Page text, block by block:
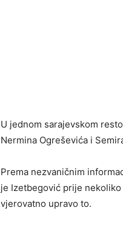
U jednom sarajevskom
Nermina Ogreševića i
Prema nezvaničnim
je Izetbegović prije nekoliko
vjerovatno upravo to.